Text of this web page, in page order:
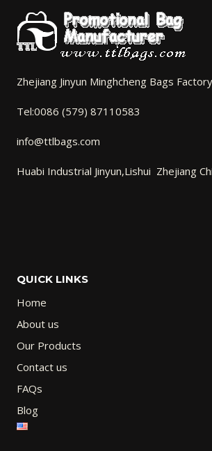
Zhejiang Jinyun Minghcheng Bags Factory
Tel:0086 (579) 87110583
info@ttlbags.com
Huabi Industrial Jinyun,Lishui Zhejiang
QUICK LINKS
Home
About us
Our Products
Contact us
FAQs
Blog